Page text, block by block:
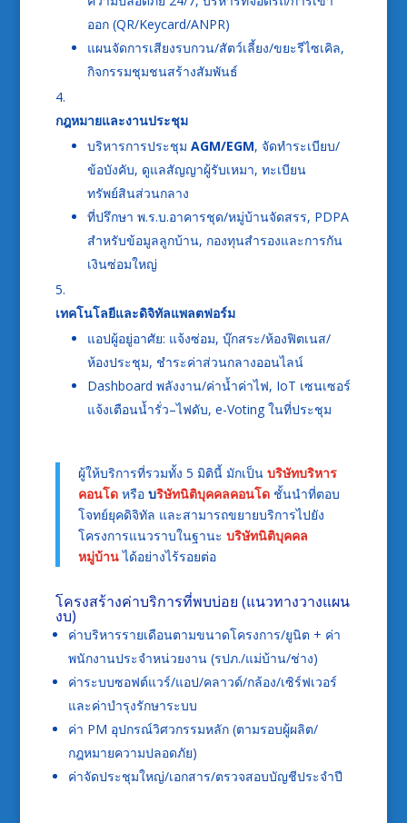
ออก (QR/Keycard/ANPR)
แผนจัดการเสียงรบกวน/สัตว์เลี้ยง/ขยะรีไซเคิล,
กิจกรรมชุมชนสร้างสัมพันธ์
กฎหมายและงานประชุม
บริหารการประชุม AGM/EGM, จัดทำระเบียบ/
ข้อบังคับ, ดูแลสัญญาผู้รับเหมา, ทะเบียน
ทรัพย์สินส่วนกลาง
ที่ปรึกษา พ.ร.บ.อาคารชุด/หมู่บ้านจัดสรร, PDPA
สำหรับข้อมูลลูกบ้าน, กองทุนสำรองและการกัน
เงินซ่อมใหญ่
เทคโนโลยีและดิจิทัลแพลตฟอร์ม
แอปผู้อยู่อาศัย: แจ้งซ่อม, บุ๊กสระ/ห้องฟิตเนส/
ห้องประชุม, ชำระค่าส่วนกลางออนไลน์
Dashboard พลังงาน/ค่าน้ำค่าไฟ, IoT เซนเซอร์
แจ้งเตือนน้ำรั่ว–ไฟดับ, e-Voting ในที่ประชุม
ผู้ให้บริการที่รวมทั้ง 5 มิตินี้ มักเป็น บริษัทบริหาร
คอนโดหรือ บริษัทนิติบุคคลคอนโดชั้นนำที่ตอบ
โจทย์ยุคดิจิทัล และสามารถขยายบริการไปยัง
โครงการแนวราบในฐานะ บริษัทนิติบุคคล
หมู่บ้านได้อย่างไร้รอยต่อ
โครงสร้างค่าบริการที่พบบ่อย (แนวทางวางแผน
งบ)
ค่าบริหารรายเดือนตามขนาดโครงการ/ยูนิต + ค่า
พนักงานประจำหน่วยงาน (รปภ./แม่บ้าน/ช่าง)
ค่าระบบซอฟต์แวร์/แอป/คลาวด์/กล้อง/เซิร์ฟเวอร์
และค่าบำรุงรักษาระบบ
ค่า PM อุปกรณ์วิศวกรรมหลัก (ตามรอบผู้ผลิต/
กฎหมายความปลอดภัย)
ค่าจัดประชุมใหญ่/เอกสาร/ตรวจสอบบัญชีประจำปี